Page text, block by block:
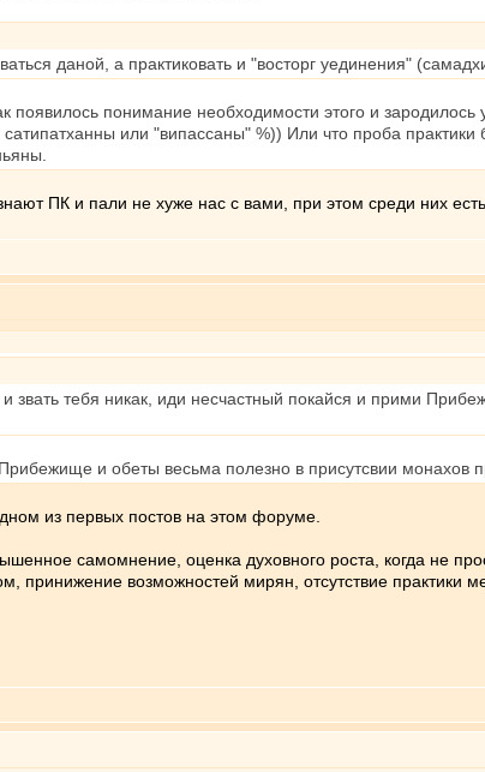
даной, а практиковать и "восторг уединения" (самадхи
появилось понимание необходимости этого и зародилось
сатипатханны или "випассаны" %)) Или что проба
ПК и пали не хуже нас с вами, при этом среди них
звать тебя никак, иди несчастный покайся и прими
и обеты весьма полезно в присутсвии монахов
из первых постов на этом форуме.
самомнение, оценка духовного роста, когда не
принижение возможностей мирян, отсутствие практики